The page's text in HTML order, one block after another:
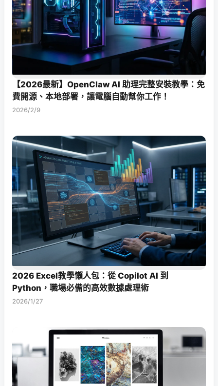
【2026最新】OpenClaw AI 助理完整安裝教學：免
費開源、本地部署，讓電腦自動幫你工作！
2026/2/9
2026 Excel教學懶人包：從 Copilot AI 到
Python，職場必備的高效數據處理術
2026/1/27